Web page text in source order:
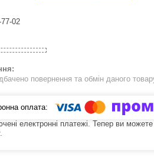
02
повернення та обмін даного
електронні платежі. Тепер ви